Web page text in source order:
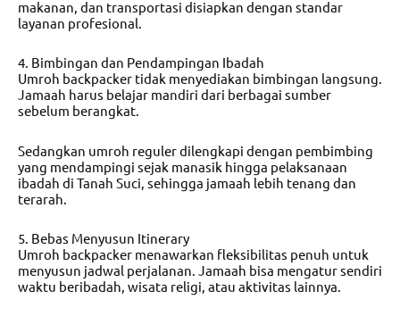
makanan, dan transportasi disiapkan dengan standar
layanan profesional.
4. Bimbingan dan Pendampingan Ibadah
Umroh backpacker tidak menyediakan bimbingan langsung.
Jamaah harus belajar mandiri dari berbagai sumber
sebelum berangkat.
Sedangkan umroh reguler dilengkapi dengan pembimbing
yang mendampingi sejak manasik hingga pelaksanaan
ibadah di Tanah Suci, sehingga jamaah lebih tenang dan
terarah.
5. Bebas Menyusun Itinerary
Umroh backpacker menawarkan fleksibilitas penuh untuk
menyusun jadwal perjalanan. Jamaah bisa mengatur sendiri
waktu beribadah, wisata religi, atau aktivitas lainnya.